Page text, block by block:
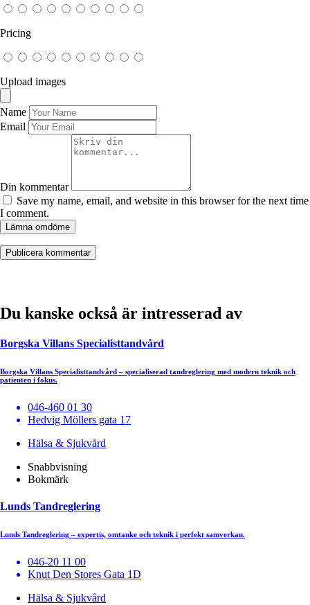
Pricing
Upload images
Name
Email
Din kommentar
Save my name, email, and website in this browser for the next time
I comment.
Lämna omdöme
Du kanske också är intresserad av
Borgska Villans Specialisttandvård
Borgska Villans Specialisttandvård – specialiserad tandreglering med modern teknik och
patienten i fokus.
046-460 01 30
Hedvig Möllers gata 17
Hälsa & Sjukvård
Snabbvisning
Bokmärk
Lunds Tandreglering
Lunds Tandreglering – expertis, omtanke och teknik i perfekt samverkan.
046-20 11 00
Knut Den Stores Gata 1D
Hälsa & Sjukvård